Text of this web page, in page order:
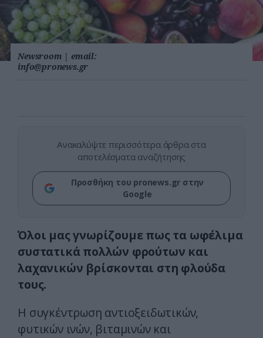
Newsroom | email:
info@pronews.gr
Ανακαλύψτε περισσότερα άρθρα στα
αποτελέσματα αναζήτησης
Προσθήκη του pronews.gr στην
Google
Όλοι μας γνωρίζουμε πως τα ωφέλιμα
συστατικά πολλών φρούτων και
λαχανικών βρίσκονται στη φλούδα
τους.
Η συγκέντρωση αντιοξειδωτικών,
φυτικών ινών, βιταμινών και